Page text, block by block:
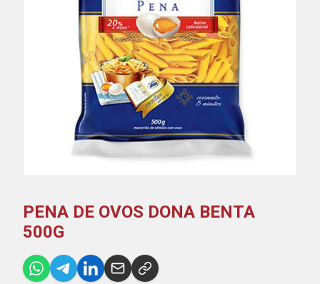
PENA DE OVOS DONA BENTA
500G